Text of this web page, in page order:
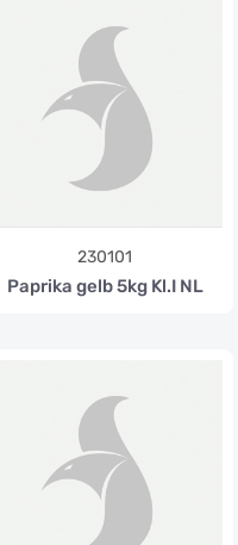
230101
Paprika gelb 5kg Kl.I NL